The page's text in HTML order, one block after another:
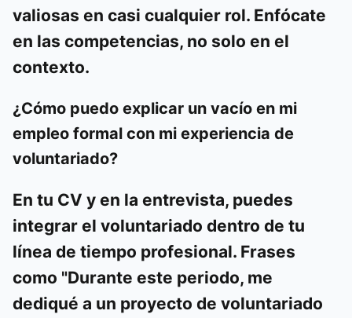
valiosas en casi cualquier rol. Enfócate
en las competencias, no solo en el
contexto.
¿Cómo puedo explicar un vacío en mi
empleo formal con mi experiencia de
voluntariado?
En tu CV y en la entrevista, puedes
integrar el voluntariado dentro de tu
línea de tiempo profesional. Frases
como "Durante este periodo, me
dediqué a un proyecto de voluntariado